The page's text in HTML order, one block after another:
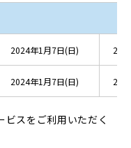
2024年1月7日(日)
2024年1月7日(日)
ビスをご利用いただく